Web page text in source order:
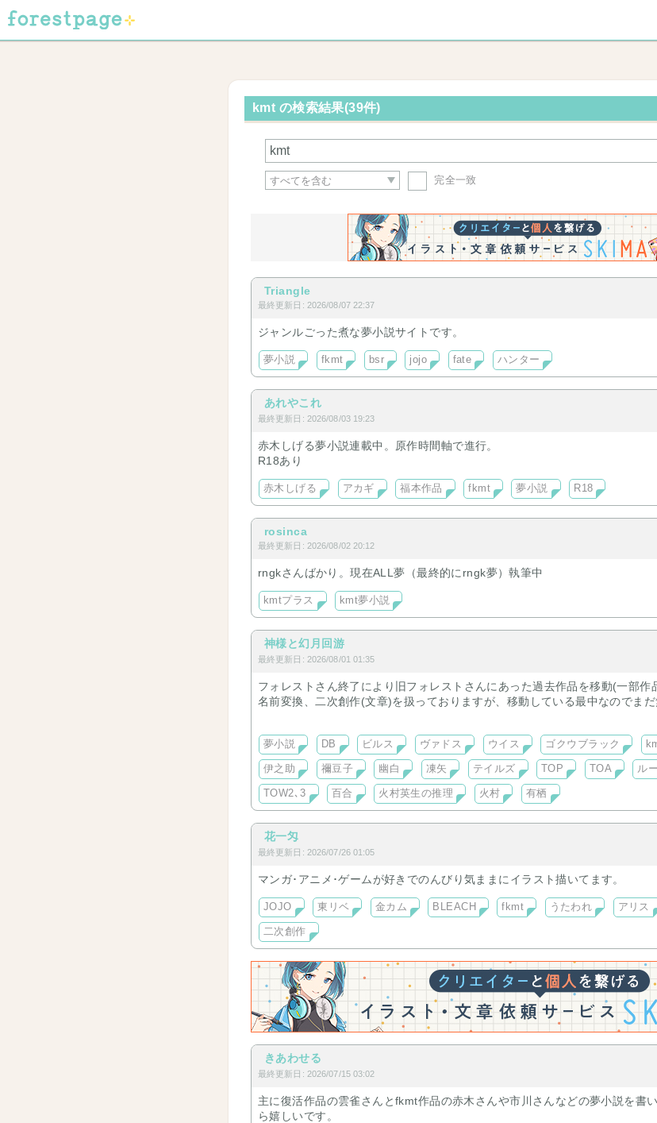
kmt の検索結果(39件)
完全一致
Triangle
最終更新日: 2026/08/07 22:37
ジャンルごった煮な夢小説サイトです。
夢小説 fkmt bsr jojo fate ハンター
あれやこれ
最終更新日: 2026/08/03 19:23
赤木しげる夢小説連載中。原作時間軸で進行。
R18あり
赤木しげる アカギ 福本作品 fkmt 夢小説 R18
rosinca
最終更新日: 2026/08/02 20:12
rngkさんばかり。現在ALL夢（最終的にrngk夢）執筆中
kmtプラス kmt夢小説
神様と幻月回游
最終更新日: 2026/08/01 01:35
フォレストさん終了により旧フォレストさんにあった過去作品を移動(一部作
名前変換、二次創作(文章)を扱っておりますが、移動している最中なのでまだ
夢小説 DB ビルス ヴァドス ウイス ゴクウブラック
伊之助 禰豆子 幽白 凍矢 テイルズ TOP TOA ル
TOW2､3 百合 火村英生の推理 火村 有栖
花一匁
最終更新日: 2026/07/26 01:05
マンガ･アニメ･ゲームが好きでのんびり気ままにイラスト描いてます。
JOJO 東リベ 金カム BLEACH fkmt うたわれ アリス
二次創作
きあわせる
最終更新日: 2026/07/15 03:02
主に復活作品の雲雀さんとfkmt作品の赤木さんや市川さんなどの夢小説を書
ら嬉しいです。